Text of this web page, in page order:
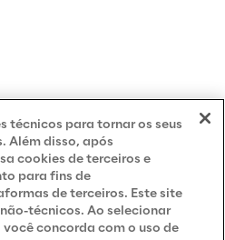
técnicos para tornar os seus
Além disso, após
cookies de terceiros e
para fins de
de terceiros. Este site
técnicos. Ao selecionar
concorda com o uso de